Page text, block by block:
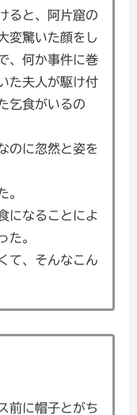
ると、阿片窟の
変驚いた顔をし
、何か事件に巻
た夫人が駆け付
乞食がいるの
のに忽然と姿を
。
になることによ
た。
て、そんなこん
前に帽子とがち